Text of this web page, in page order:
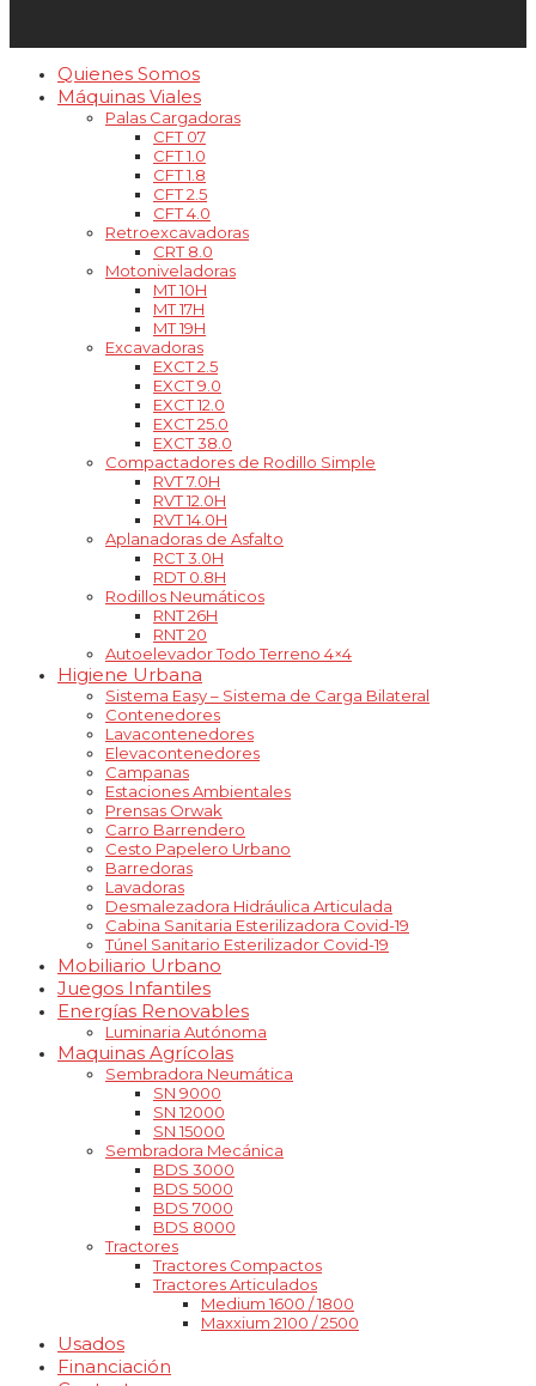
Quienes Somos
Máquinas Viales
Palas Cargadoras
CFT 07
CFT 1.0
CFT 1.8
CFT 2.5
CFT 4.0
Retroexcavadoras
CRT 8.0
Motoniveladoras
MT 10H
MT 17H
MT 19H
Excavadoras
EXCT 2.5
EXCT 9.0
EXCT 12.0
EXCT 25.0
EXCT 38.0
Compactadores de Rodillo Simple
RVT 7.0H
RVT 12.0H
RVT 14.0H
Aplanadoras de Asfalto
RCT 3.0H
RDT 0.8H
Rodillos Neumáticos
RNT 26H
RNT 20
Autoelevador Todo Terreno 4×4
Higiene Urbana
Sistema Easy – Sistema de Carga Bilateral
Contenedores
Lavacontenedores
Elevacontenedores
Campanas
Estaciones Ambientales
Prensas Orwak
Carro Barrendero
Cesto Papelero Urbano
Barredoras
Lavadoras
Desmalezadora Hidráulica Articulada
Cabina Sanitaria Esterilizadora Covid-19
Túnel Sanitario Esterilizador Covid-19
Mobiliario Urbano
Juegos Infantiles
Energías Renovables
Luminaria Autónoma
Maquinas Agrícolas
Sembradora Neumática
SN 9000
SN 12000
SN 15000
Sembradora Mecánica
BDS 3000
BDS 5000
BDS 7000
BDS 8000
Tractores
Tractores Compactos
Tractores Articulados
Medium 1600 / 1800
Maxxium 2100 / 2500
Usados
Financiación